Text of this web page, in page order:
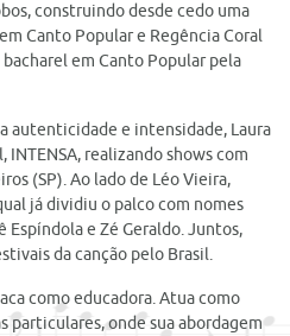
construindo desde cedo uma
Canto Popular e Regência Coral
em Canto Popular pela
autenticidade e intensidade, Laura
realizando shows com
(SP). Ao lado de Léo Vieira,
já dividiu o palco com nomes
Espíndola e Zé Geraldo. Juntos,
da canção pelo Brasil.
como educadora. Atua como
particulares, onde sua abordagem